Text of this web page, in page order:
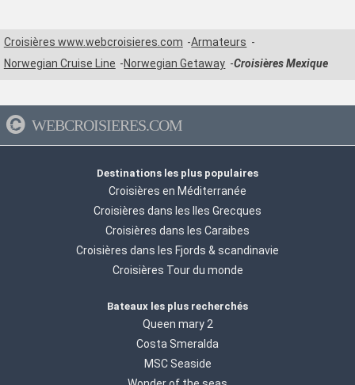
Croisières www.webcroisieres.com
Armateurs
Norwegian Cruise Line
Norwegian Getaway Croisières Mexique
WEBCROISIERES.COM
Destinations les plus populaires
Croisières en Méditerranée
Croisières dans les Iles Grecques
Croisières dans les Caraibes
Croisières dans les Fjords & scandinavie
Croisières Tour du monde
Bateaux les plus recherchés
Queen mary 2
Costa Smeralda
MSC Seaside